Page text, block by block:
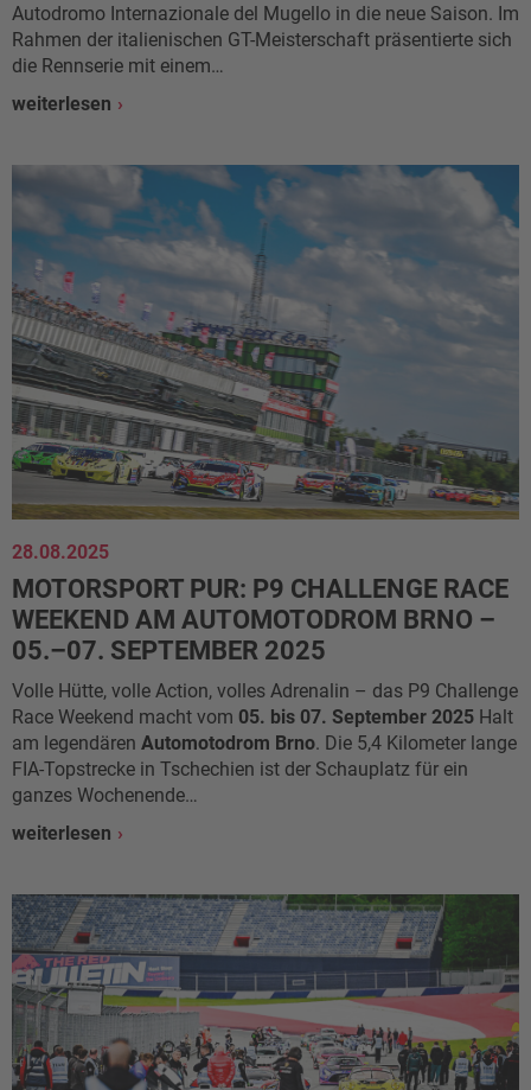
Autodromo Internazionale del Mugello in die neue Saison. Im
Rahmen der italienischen GT-Meisterschaft präsentierte sich
die Rennserie mit einem…
weiterlesen
28.08.2025
MOTORSPORT PUR: P9 CHALLENGE RACE
WEEKEND AM AUTOMOTODROM BRNO –
05.–07. SEPTEMBER 2025
Volle Hütte, volle Action, volles Adrenalin – das P9 Challenge
Race Weekend macht vom 05. bis 07. September 2025 Halt
am legendären Automotodrom Brno. Die 5,4 Kilometer lange
FIA-Topstrecke in Tschechien ist der Schauplatz für ein
ganzes Wochenende…
weiterlesen